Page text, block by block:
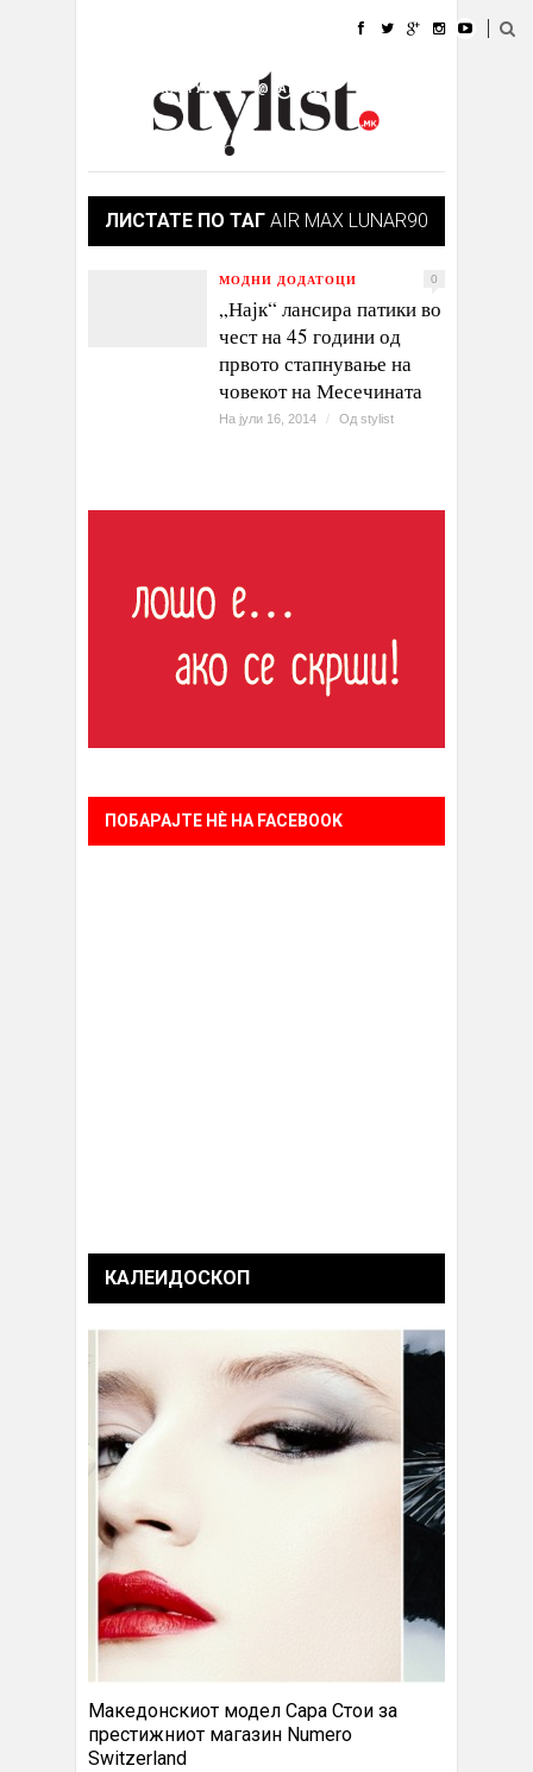
УБАВИНА
КУЛТУРА @РАБОТА
ИЗЛОГ
ЛИСТАТЕ ПО ТАГ AIR MAX LUNAR90
МОДНИ ДОДАТОЦИ 0
„Најк“ лансира патики во
чест на 45 години од
првото стапнување на
човекот на Месечината
На јули 16, 2014 / Од stylist
ПОБАРАЈТЕ НÈ НА FACEBOOK
КАЛЕИДОСКОП
Македонскиот модел Сара Стои за
престижниот магазин Numero
Switzerland